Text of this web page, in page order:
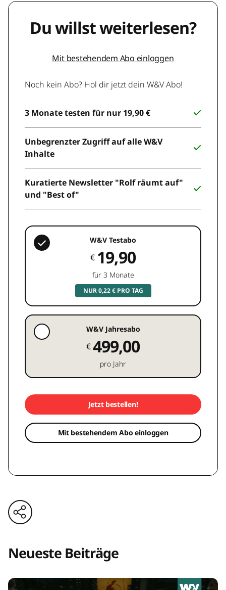
Du willst weiterlesen?
Mit bestehendem Abo einloggen
Noch kein Abo? Hol dir jetzt dein W&V Abo!
3 Monate testen für nur 19,90 €
Unbegrenzter Zugriff auf alle W&V
Inhalte
Kuratierte Newsletter "Rolf räumt auf"
und "Best of"
W&V Testabo
€ 19,90
für 3 Monate
NUR 0,22 € PRO TAG
W&V Jahresabo
€499,00
pro Jahr
Jetzt bestellen!
Mit bestehendem Abo einloggen
Neueste Beiträge